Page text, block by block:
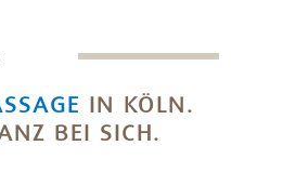
IN KÖLN.
BEI SICH.